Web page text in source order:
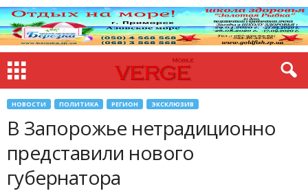
НОВОСТИ ПОЛИТИКА РЕГИОН ЭКСКЛЮЗИВ
В Запорожье нетрадиционно
представили нового
губернатора